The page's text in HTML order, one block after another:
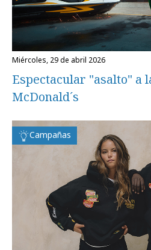
miércoles, 29 de abril 2026
Espectacular "asalto" a
McDonald´s
Campañas